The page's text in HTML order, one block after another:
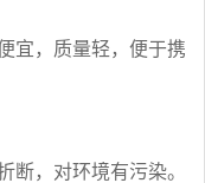
宜，质量轻，便于携
断，对环境有污染。